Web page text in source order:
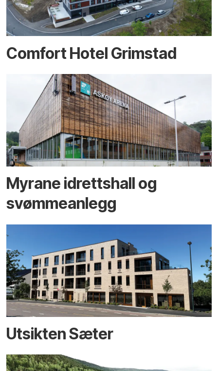
Comfort Hotel Grimstad
Myrane idrettshall og
svømmeanlegg
Utsikten Sæter